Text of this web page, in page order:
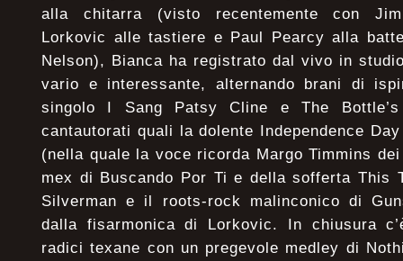
alla chitarra (visto recentemente con
Lorkovic alle tastiere e Paul Pearcy alla
Nelson), Bianca ha registrato dal vivo in
vario e interessante, alternando brani di
singolo I Sang Patsy Cline e The
cantautorati quali la dolente Independence
(nella quale la voce ricorda Margo Timmins
mex di Buscando Por Ti e della sofferta This
Silverman e il roots-rock malinconico di
dalla fisarmonica di Lorkovic. In chiusura
radici texane con un pregevole medley di